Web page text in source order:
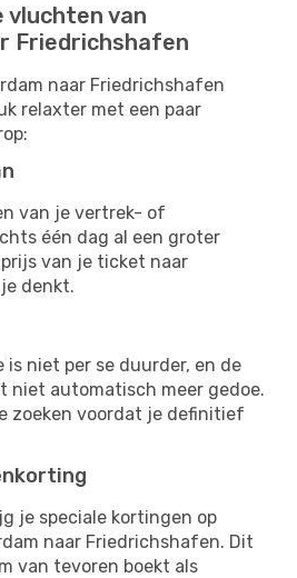
vluchten van
Friedrichshafen
naar Friedrichshafen
relaxter met een paar
van je vertrek- of
één dag al een groter
van je ticket naar
denkt.
is niet per se duurder, en de
niet automatisch meer gedoe.
zoeken voordat je definitief
je speciale kortingen op
naar Friedrichshafen. Dit
van tevoren boekt als